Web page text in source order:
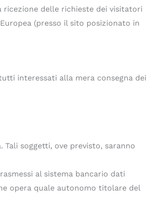
delle richieste dei visitatori
(presso il sito posizionato in
interessati alla mera consegna dei
soggetti, ove previsto, saranno
al sistema bancario dati
opera quale autonomo titolare del